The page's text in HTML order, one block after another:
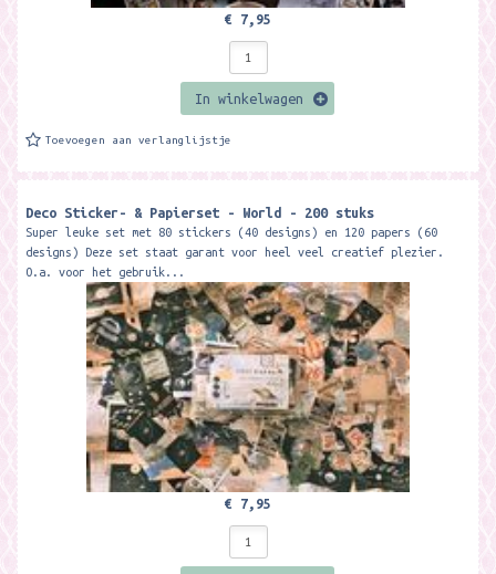
€ 7,95
In winkelwagen
Toevoegen aan verlanglijstje
Deco Sticker- & Papierset - World - 200 stuks
Super leuke set met 80 stickers (40 designs) en 120 papers (60
designs) Deze set staat garant voor heel veel creatief plezier.
O.a. voor het gebruik...
€ 7,95